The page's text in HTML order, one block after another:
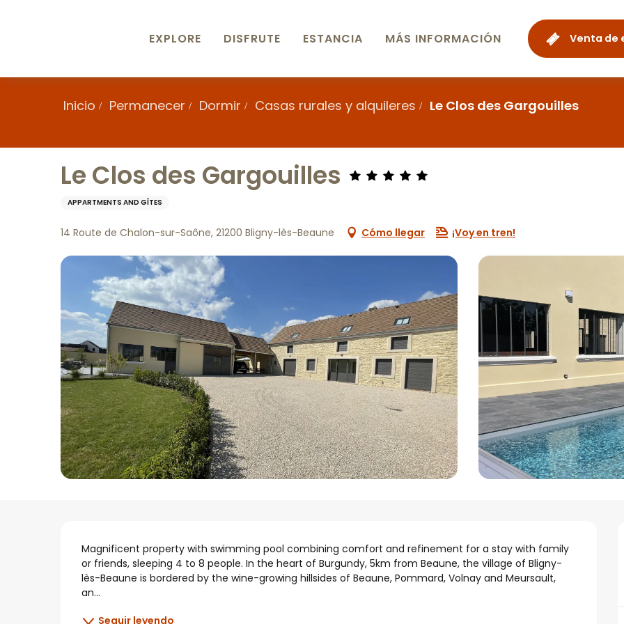
Venta de
EXPLORE DISFRUTE ESTANCIA MÁS INFORMACIÓN
Inicio Permanecer Dormir Casas rurales y alquileres Le Clos des Gargouilles
Le Clos des Gargouilles
APPARTMENTS AND GÎTES
14 Route de Chalon-sur-Saône, 21200 Bligny-lès-Beaune Cómo llegar ¡Voy en tren!
Descripción
Magnificent property with swimming pool combining comfort and refinement for a stay with family
or friends, sleeping 4 to 8 people. In the heart of Burgundy, 5km from Beaune, the village of Bligny-
lès-Beaune is bordered by the wine-growing hillsides of Beaune, Pommard, Volnay and Meursault,
an...
Seguir leyendo